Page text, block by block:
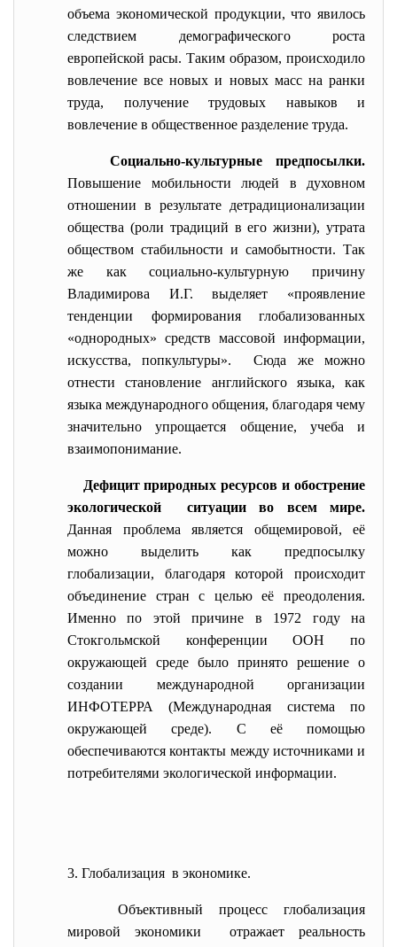
объема экономической продукции, что явилось
следствием демографического роста
европейской расы. Таким образом, происходило
вовлечение все новых и новых масс на ранки
труда, получение трудовых навыков и
вовлечение в общественное разделение труда.
Социально-культурные предпосылки.
Повышение мобильности людей в духовном
отношении в результате детрадиционализации
общества (роли традиций в его жизни), утрата
обществом стабильности и самобытности. Так
же как социально-культурную причину
Владимирова И.Г. выделяет «проявление
тенденции формирования глобализованных
«однородных» средств массовой информации,
искусства, попкультуры». Сюда же можно
отнести становление английского языка, как
языка международного общения, благодаря чему
значительно упрощается общение, учеба и
взаимопонимание.
Дефицит природных ресурсов и обострение
экологической ситуации во всем мире.
Данная проблема является общемировой, её
можно выделить как предпосылку
глобализации, благодаря которой происходит
объединение стран с целью её преодоления.
Именно по этой причине в 1972 году на
Стокгольмской конференции ООН по
окружающей среде было принято решение о
создании международной организации
ИНФОТЕРРА (Международная система по
окружающей среде). С её помощью
обеспечиваются контакты между источниками и
потребителями экологической информации.
3. Глобализация в экономике.
Объективный процесс глобализация
мировой экономики отражает реальность